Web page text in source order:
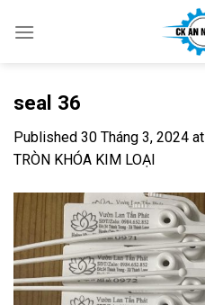
seal 36
Published 30 Tháng 3, 2024 at
TRÒN KHÓA KIM LOẠI